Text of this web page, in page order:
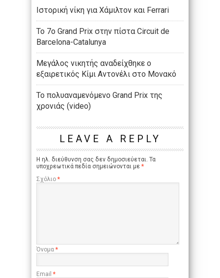
Ιστορική νίκη για Χάμιλτον και Ferrari
Το 7ο Grand Prix στην πίστα Circuit de
Barcelona-Catalunya
Μεγάλος νικητής αναδείχθηκε ο
εξαιρετικός Κίμι Αντονέλι στο Μονακό
Το πολυαναμενόμενο Grand Prix της
χρονιάς (video)
LEAVE A REPLY
Η ηλ. διεύθυνση σας δεν δημοσιεύεται. Τα
υποχρεωτικά πεδία σημειώνονται με *
Σχόλιο *
Όνομα *
Email *